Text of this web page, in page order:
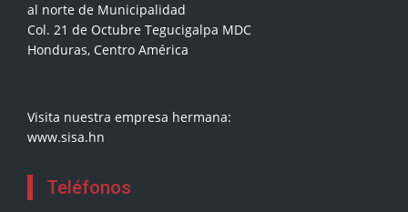
al norte de Municipalidad
Col. 21 de Octubre Tegucigalpa MDC
Honduras, Centro América
Visita nuestra empresa hermana:
www.sisa.hn
Teléfonos